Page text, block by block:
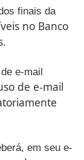
finais da
no Banco
e-mail
de e-mail
em seu e-